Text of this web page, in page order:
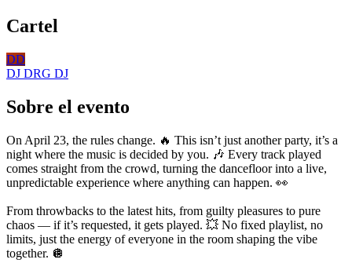
Cartel
DD
DJ DRG DJ
Sobre el evento
On April 23, the rules change. 🔥 This isn’t just another party, it’s a
night where the music is decided by you. 🎶 Every track played
comes straight from the crowd, turning the dancefloor into a live,
unpredictable experience where anything can happen. 👀
From throwbacks to the latest hits, from guilty pleasures to pure
chaos — if it’s requested, it gets played. 💥 No fixed playlist, no
limits, just the energy of everyone in the room shaping the vibe
together. 🪩